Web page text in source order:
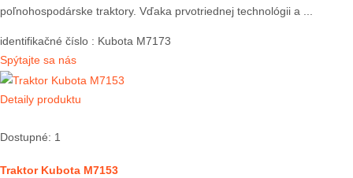
poľnohospodárske traktory. Vďaka prvotriednej technológii a ...
identifikačné číslo : Kubota M7173
Spýtajte sa nás
Detaily produktu
Dostupné: 1
Traktor Kubota M7153